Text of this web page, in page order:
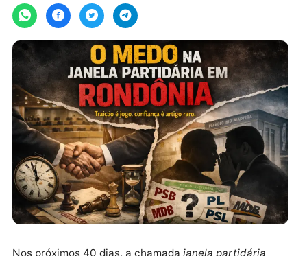
terça-feira, 03/02/2026 às 09:56